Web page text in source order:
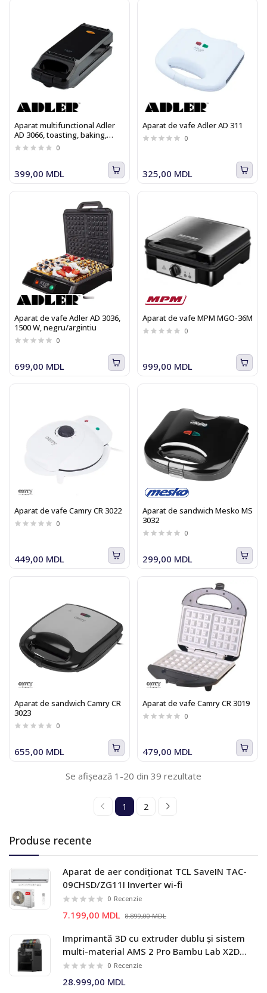
Produse recente
Aparat de aer condiționat TCL SaveIN TAC-
09CHSD/ZG11I Inverter wi-fi
0 Recenzie
7.199,00 MDL 8.899,00 MDL
Imprimantă 3D cu extruder dublu și sistem
multi-material AMS 2 Pro Bambu Lab X2D
Combo
0 Recenzie
28.999,00 MDL
Aparat multifunctional Adler
AD 3066, toasting, baking,
grilling, fata dubla, 900 W
0
399,00 MDL
Aparat de vafe Adler AD 311
0
325,00 MDL
Aparat de vafe Adler AD 3036,
1500 W, negru/argintiu
0
699,00 MDL
Aparat de vafe MPM MGO-36M
0
999,00 MDL
Aparat de vafe Camry CR 3022
0
449,00 MDL
Aparat de sandwich Mesko MS
3032
0
299,00 MDL
Aparat de sandwich Camry CR
3023
0
655,00 MDL
Aparat de vafe Camry CR 3019
0
479,00 MDL
Se afișează 1-20 din 39 rezultate
1 2